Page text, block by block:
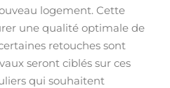
logement. Cette
une qualité optimale de
retouches sont
seront ciblés sur ces
qui souhaitent